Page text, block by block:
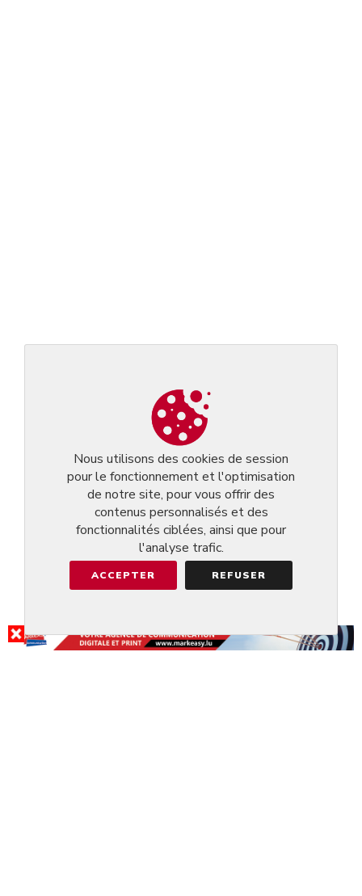
Nous utilisons des cookies de session
pour le fonctionnement et l'optimisation
de notre site, pour vous offrir des
contenus personnalisés et des
fonctionnalités ciblées, ainsi que pour
l'analyse trafic.
ACCEPTER REFUSER